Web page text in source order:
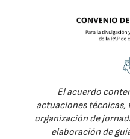
El acuerdo
actuaciones
organización de
elaboración de